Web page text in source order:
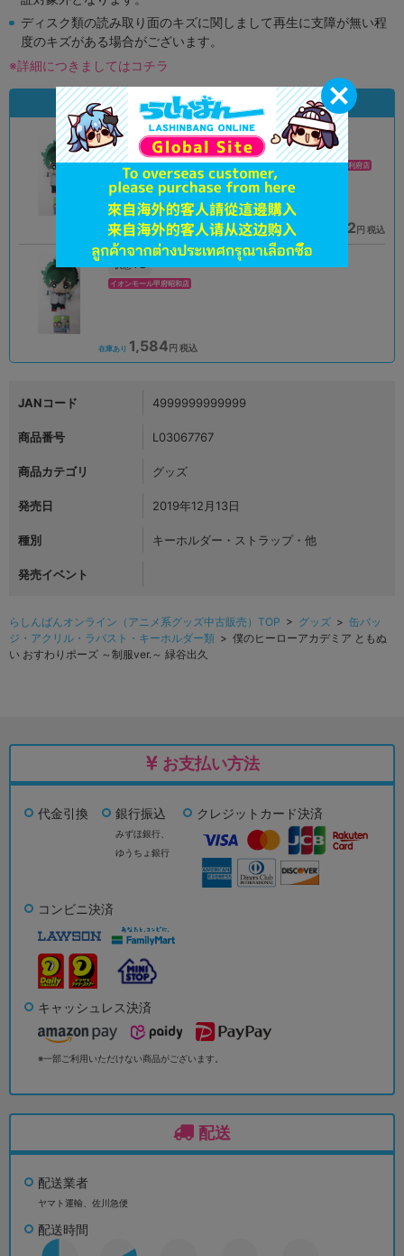
ディスク類の読み取り面のキズに関しまして再生に支障が無い程
度のキズがある場合がございます。
※詳細につきましてはコチラ
状態違いの同一商品
状態 :A
高崎店
在庫あり 2,178円 税込
状態 :A
イオンモール新利府店
在庫あり 1,782円 税込
B
イオンモール甲府昭和店
在庫あり 1,584円 税込
JANコード 4999999999999
商品番号 L03067767
商品カテゴリ グッズ
発売日 2019年12月13日
種別 キーホルダー・ストラップ・他
発売イベント
らしんばんオンライン（アニメ系グッズ中古販売）TOP > グッズ > 缶バッ
ジ・アクリル・ラバスト・キーホルダー類 > 僕のヒーローアカデミア ともぬ
い おすわりポーズ ～制服ver.～ 緑谷出久
お支払い方法
代金引換 銀行振込
みずほ銀行、
ゆうちょ銀行
クレジットカード決済
コンビニ決済
キャッシュレス決済
※一部ご利用いただけない商品がございます。
配送
配送業者
ヤマト運輸、佐川急便
配送時間